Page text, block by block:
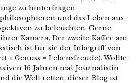
zu hinterfragen,
und das Leben aus
zu beleuchten. Gerne
Kamera. Der zweite Kaffee am
ist für sie der Inbegriff von
+ Genuss = Lebensfreude). Wollte
16 Jahren mal Journalistin
die Welt retten, dieser Blog ist